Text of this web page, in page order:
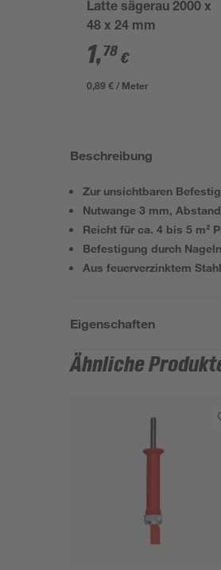
Latte sägerau 2000 x
48 x 24 mm
1,78 €
0,89 € / Meter
Beschreibung
Zur unsichtbaren
Nutwange 3 mm,
Reicht für ca. 4 bis 5 m²
Befestigung durch
Aus feuerverzinktem
Eigenschaften
Ähnliche